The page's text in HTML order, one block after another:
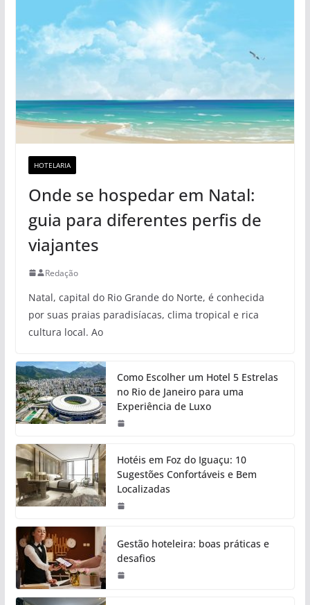
HOTELARIA
Onde se hospedar em Natal:
guia para diferentes perfis de
viajantes
Redação
Natal, capital do Rio Grande do Norte, é conhecida
por suas praias paradisíacas, clima tropical e rica
cultura local. Ao
Como Escolher um Hotel 5 Estrelas
no Rio de Janeiro para uma
Experiência de Luxo
Hotéis em Foz do Iguaçu: 10
Sugestões Confortáveis e Bem
Localizadas
Gestão hoteleira: boas práticas e
desafios